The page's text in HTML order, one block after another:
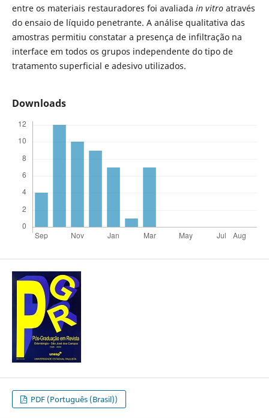
entre os materiais restauradores foi avaliada in vitro através
do ensaio de líquido penetrante. A análise qualitativa das
amostras permitiu constatar a presença de infiltração na
interface em todos os grupos independente do tipo de
tratamento superficial e adesivo utilizados.
Downloads
PDF (Português (Brasil))